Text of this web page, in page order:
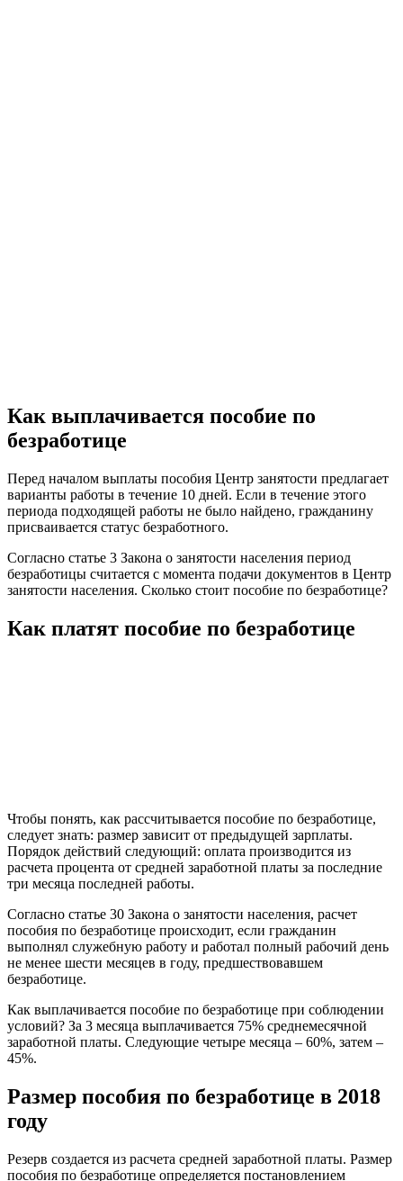
Как выплачивается пособие по
безработице
Перед началом выплаты пособия Центр занятости предлагает
варианты работы в течение 10 дней. Если в течение этого
периода подходящей работы не было найдено, гражданину
присваивается статус безработного.
Согласно статье 3 Закона о занятости населения период
безработицы считается с момента подачи документов в Центр
занятости населения. Сколько стоит пособие по безработице?
Как платят пособие по безработице
Чтобы понять, как рассчитывается пособие по безработице,
следует знать: размер зависит от предыдущей зарплаты.
Порядок действий следующий: оплата производится из
расчета процента от средней заработной платы за последние
три месяца последней работы.
Согласно статье 30 Закона о занятости населения, расчет
пособия по безработице происходит, если гражданин
выполнял служебную работу и работал полный рабочий день
не менее шести месяцев в году, предшествовавшем
безработице.
Как выплачивается пособие по безработице при соблюдении
условий? За 3 месяца выплачивается 75% среднемесячной
заработной платы. Следующие четыре месяца – 60%, затем –
45%.
Размер пособия по безработице в 2018
году
Резерв создается из расчета средней заработной платы. Размер
пособия по безработице определяется постановлением